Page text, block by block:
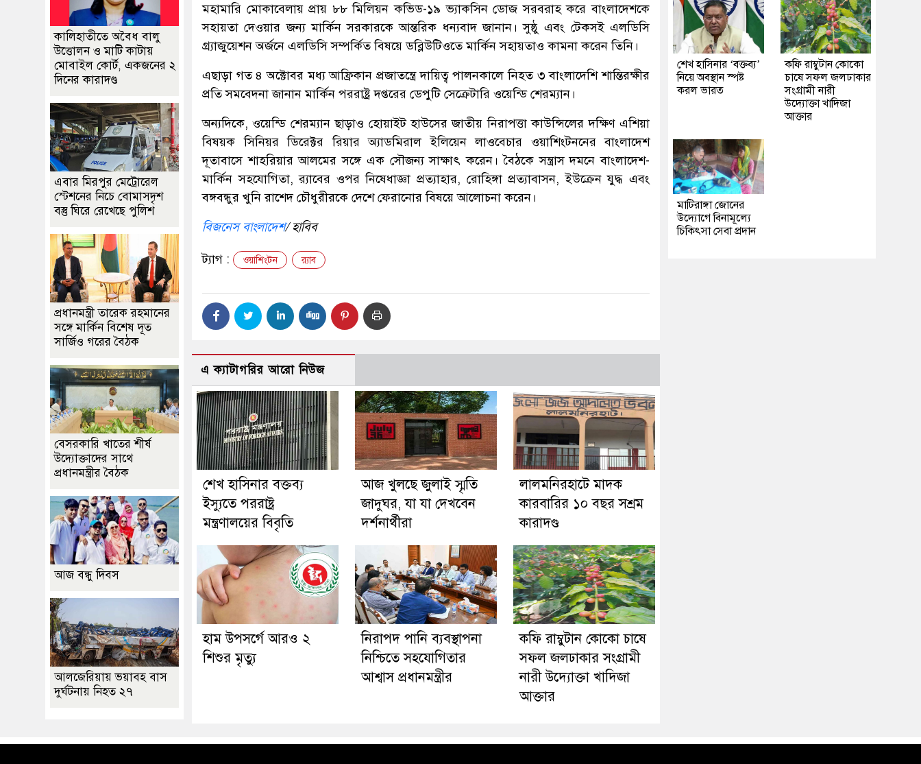
মহামারি মোকাবেলায় প্রায় ৮৮ মিলিয়ন কভিড-১৯ ভ্যাকসিন ডোজ সরবরাহ করে বাংলাদেশকে
সহায়তা দেওয়ার জন্য মার্কিন সরকারকে আন্তরিক ধন্যবাদ জানান। সুষ্ঠু এবং টেকসই এলডিসি
গ্র্যাজুয়েশন অর্জনে এলডিসি সম্পর্কিত বিষয়ে ডব্লিউটিওতে মার্কিন সহায়তাও কামনা করেন তিনি।
এছাড়া গত ৪ অক্টোবর মধ্য আফ্রিকান প্রজাতন্ত্রে দায়িত্ব পালনকালে নিহত ৩ বাংলাদেশি শান্তিরক্ষীর
প্রতি সমবেদনা জানান মার্কিন পররাষ্ট্র দপ্তরের ডেপুটি সেক্রেটারি ওয়েন্ডি শেরম্যান।
অন্যদিকে, ওয়েন্ডি শেরম্যান ছাড়াও হোয়াইট হাউসের জাতীয় নিরাপত্তা কাউন্সিলের দক্ষিণ এশিয়া
বিষয়ক সিনিয়র ডিরেক্টর রিয়ার অ্যাডমিরাল ইলিয়েন লাওবেচার ওয়াশিংটননের বাংলাদেশ
দূতাবাসে শাহরিয়ার আলমের সঙ্গে এক সৌজন্য সাক্ষাৎ করেন। বৈঠকে সন্ত্রাস দমনে বাংলাদেশ-
মার্কিন সহযোগিতা, র‍্যাবের ওপর নিষেধাজ্ঞা প্রত্যাহার, রোহিঙ্গা প্রত্যাবাসন, ইউক্রেন যুদ্ধ এবং
বঙ্গবন্ধুর খুনি রাশেদ চৌধুরীরকে দেশে ফেরানোর বিষয়ে আলোচনা করেন।
বিজনেস বাংলাদেশ/ হাবিব
ট্যাগ : ওয়াশিংটন র‍্যাব
এ ক্যাটাগরির আরো নিউজ
শেখ হাসিনার বক্তব্য
ইস্যুতে পররাষ্ট্র
মন্ত্রণালয়ের বিবৃতি
আজ খুলছে জুলাই স্মৃতি
জাদুঘর, যা যা দেখবেন
দর্শনার্থীরা
লালমনিরহাটে মাদক
কারবারির ১০ বছর সশ্রম
কারাদণ্ড
হাম উপসর্গে আরও ২
শিশুর মৃত্যু
নিরাপদ পানি ব্যবস্থাপনা
নিশ্চিতে সহযোগিতার
আশ্বাস প্রধানমন্ত্রীর
কফি রাম্বুটান কোকো চাষে
সফল জলঢাকার সংগ্রামী
নারী উদ্যোক্তা খাদিজা
আক্তার
কালিহাতীতে অবৈধ বালু
উত্তোলন ও মাটি কাটায়
মোবাইল কোর্ট, একজনের ২
দিনের কারাদণ্ড
এবার মিরপুর মেট্রোরেল
স্টেশনের নিচে বোমাসদৃশ
বস্তু ঘিরে রেখেছে পুলিশ
প্রধানমন্ত্রী তারেক রহমানের
সঙ্গে মার্কিন বিশেষ দূত
সার্জিও গরের বৈঠক
বেসরকারি খাতের শীর্ষ
উদ্যোক্তাদের সাথে
প্রধানমন্ত্রীর বৈঠক
আজ বন্ধু দিবস
আলজেরিয়ায় ভয়াবহ বাস
দুর্ঘটনায় নিহত ২৭
শেখ হাসিনার ‘বক্তব্য’
নিয়ে অবস্থান স্পষ্ট
করল ভারত
কফি রাম্বুটান কোকো
চাষে সফল জলঢাকার
সংগ্রামী নারী
উদ্যোক্তা খাদিজা
আক্তার
মাটিরাঙ্গা জোনের
উদ্যোগে বিনামূল্যে
চিকিৎসা সেবা প্রদান